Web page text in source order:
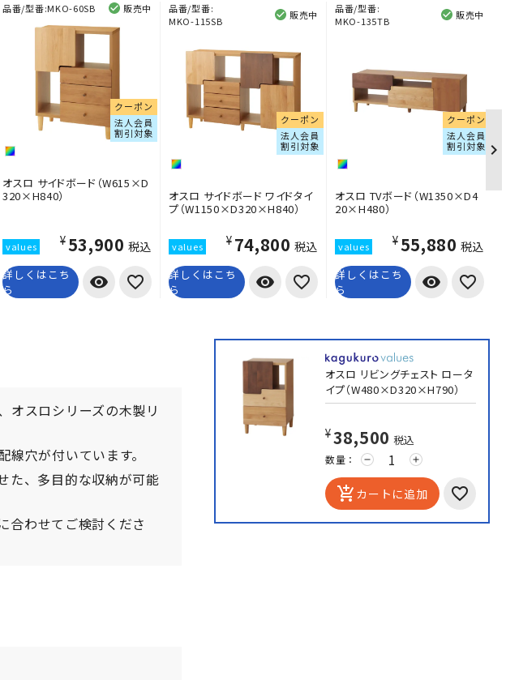
品番/型番:MKO-60SB 販売中
クーポン
法人会員
割引対象
オスロ サイドボード（W615×D
320×H840）
¥53,900 税込
詳しくはこち
ら
visibility
品番/型番:
MKO-115SB
販売中
クーポン
法人会員
割引対象
オスロ サイドボード ワイドタイ
プ（W1150×D320×H840）
¥74,800 税込
詳しくはこち
ら
visibility
品番/型番:
MKO-135TB
販売中
クーポン
法人会員
割引対象
オスロ TVボード（W1350×D4
20×H480）
¥55,880 税込
詳しくはこち
ら
visibility
オスロシリーズの木製リ
穴が付いています。
た、多目的な収納が可能
合わせてご検討くださ
オスロ リビングチェスト ロータ
イプ（W480×D320×H790）
¥38,500 税込
数量： remove add
add_shopping_cart カートに追加